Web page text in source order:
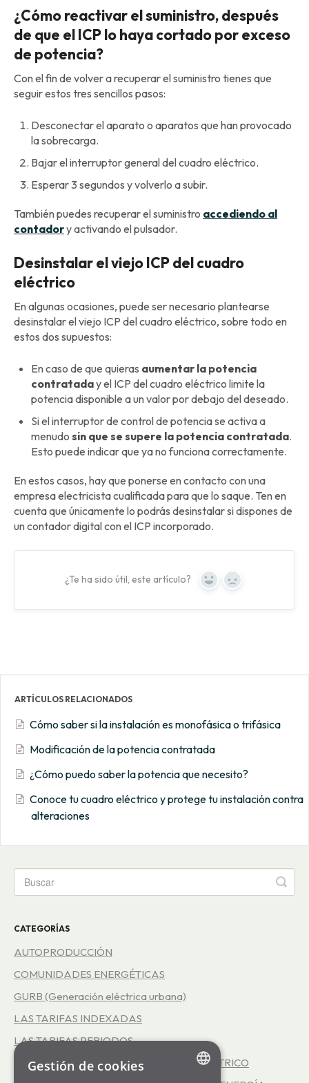
¿Cómo reactivar el suministro, después
de que el ICP lo haya cortado por exceso
de potencia?
Con el fin de volver a recuperar el suministro tienes que
seguir estos tres sencillos pasos:
Desconectar el aparato o aparatos que han provocado
la sobrecarga.
Bajar el interruptor general del cuadro eléctrico.
Esperar 3 segundos y volverlo a subir.
También puedes recuperar el suministro accediendo al
contadory activando el pulsador.
Desinstalar el viejo ICP del cuadro
eléctrico
En algunas ocasiones, puede ser necesario plantearse
desinstalar el viejo ICP del cuadro eléctrico, sobre todo en
estos dos supuestos:
En caso de que quieras aumentar la potencia
contrataday el ICP del cuadro eléctrico limite la
potencia disponible a un valor por debajo del deseado.
Si el interruptor de control de potencia se activa a
menudo sin que se supere la potencia contratada.
Esto puede indicar que ya no funciona correctamente.
En estos casos, hay que ponerse en contacto con una
empresa electricista cualificada para que lo saque. Ten en
cuenta que únicamente lo podrás desinstalar si dispones de
un contador digital con el ICP incorporado.
¿Te ha sido útil, este artículo? Yes No
ARTÍCULOS RELACIONADOS
Cómo saber si la instalación es monofásica o trifásica
Modificación de la potencia contratada
¿Cómo puedo saber la potencia que necesito?
Conoce tu cuadro eléctrico y protege tu instalación contra
alteraciones
CATEGORÍAS
AUTOPRODUCCIÓN
COMUNIDADES ENERGÉTICAS
GURB (Generación eléctrica urbana)
LAS TARIFAS INDEXADAS
LAS TARIFAS PERIODOS
REPRESENTACIÓN EN EL MERCADO ELÉCTRICO
Gestión de cookies